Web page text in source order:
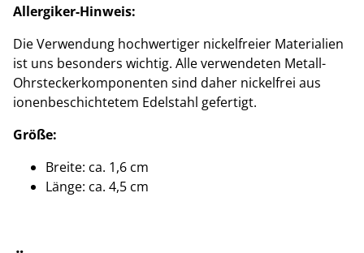
Allergiker-Hinweis:
Die Verwendung hochwertiger nickelfreier Materialien
ist uns besonders wichtig. Alle verwendeten Metall-
Ohrsteckerkomponenten sind daher nickelfrei aus
ionenbeschichtetem Edelstahl gefertigt.
Größe:
Breite: ca. 1,6 cm
Länge: ca. 4,5 cm